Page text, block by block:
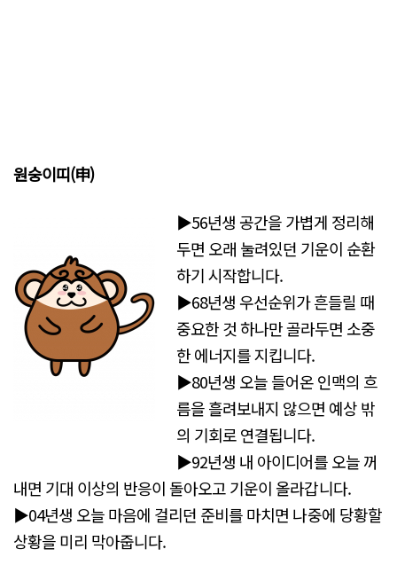
원숭이띠(申)
▶56년생 공간을 가볍게 정리해
두면 오래 눌려있던 기운이 순환
하기 시작합니다.
▶68년생 우선순위가 흔들릴 때
중요한 것 하나만 골라두면 소중
한 에너지를 지킵니다.
▶80년생 오늘 들어온 인맥의 흐
름을 흘려보내지 않으면 예상 밖
의 기회로 연결됩니다.
▶92년생 내 아이디어를 오늘 꺼
내면 기대 이상의 반응이 돌아오고 기운이 올라갑니다.
▶04년생 오늘 마음에 걸리던 준비를 마치면 나중에 당황할
상황을 미리 막아줍니다.